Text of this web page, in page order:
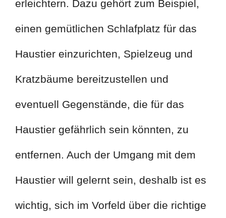
erleichtern. Dazu gehört zum Beispiel,
einen gemütlichen Schlafplatz für das
Haustier einzurichten, Spielzeug und
Kratzbäume bereitzustellen und
eventuell Gegenstände, die für das
Haustier gefährlich sein könnten, zu
entfernen. Auch der Umgang mit dem
Haustier will gelernt sein, deshalb ist es
wichtig, sich im Vorfeld über die richtige